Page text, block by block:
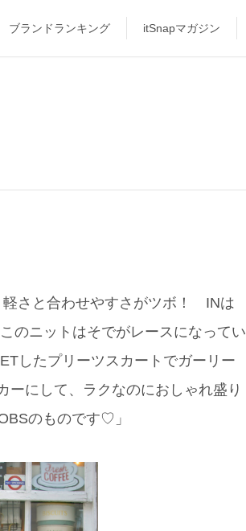
ブランドランキング itSnapマガジン
軽さと合わせやすさがツボ！ INは
のニットはそでがレースになってい
したプリーツスカートでガーリー
ーにして、ラクなのにおしゃれ盛り
のものです♡」